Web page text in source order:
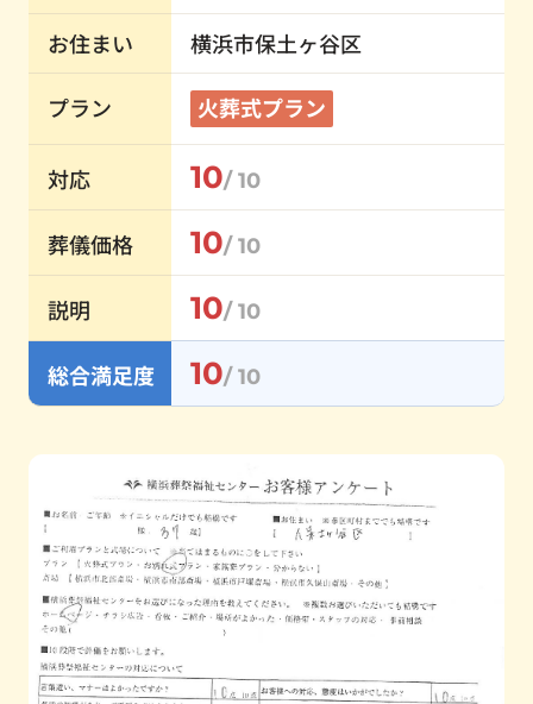
お住まい
横浜市保土ヶ谷区
プラン 火葬式プラン
対応 10/ 10
葬儀価格 10/ 10
説明 10/ 10
総合満足度 10/ 10